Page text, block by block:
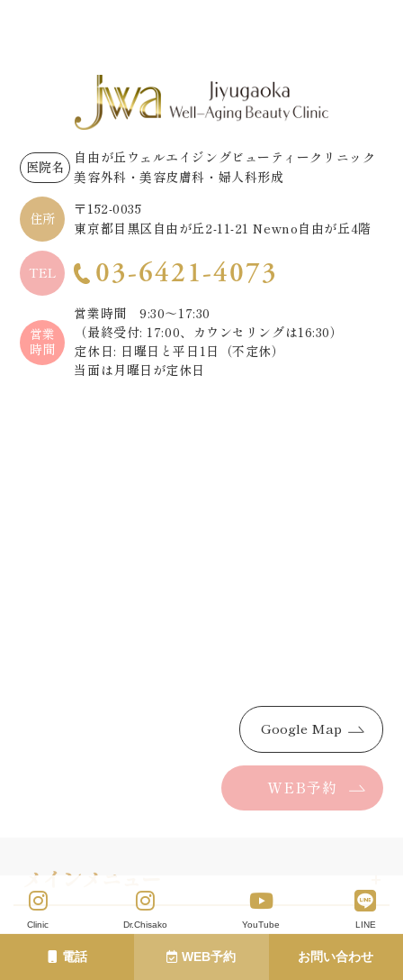
Clinic Dr.Chisako YouTube LINE
電話 WEB予約 お問い合わせ
医院名
自由が丘ウェルエイジングビューティークリニック
美容外科・美容皮膚科・婦人科形成
住所
〒152-0035
東京都目黒区自由が丘2-11-21 Newno自由が丘4階
TEL 03-6421-4073
営業
時間
営業時間 9:30～17:30
（最終受付: 17:00、カウンセリングは16:30）
定休日: 日曜日と平日1日（不定休）
当面は月曜日が定休日
Google Map
WEB予約
メインメニュー
悩み一覧